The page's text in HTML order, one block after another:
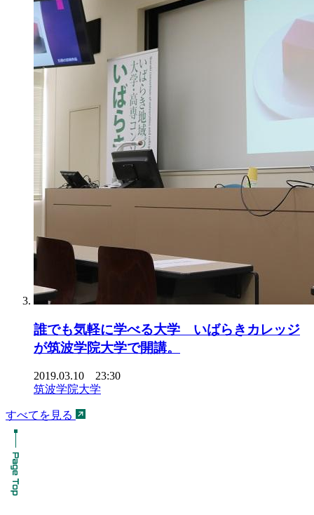
誰でも気軽に学べる大学 いばらきカレッジ
が筑波学院大学で開講。
2019.03.10 23:30
筑波学院大学
すべてを見る